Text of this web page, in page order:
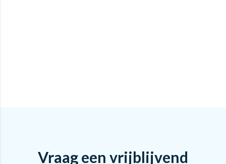
Vraag een vrijblijvend